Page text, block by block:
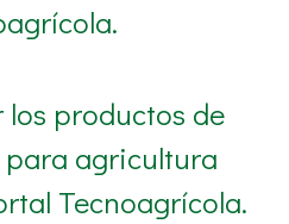
los productos de
para agricultura
Tecnoagrícola.